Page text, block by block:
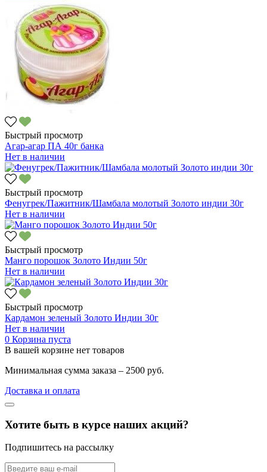
Быстрый просмотр
Агар-агар ПА 40г банка
Нет в наличии
Быстрый просмотр
Фенугрек/Пажитник/Шамбала молотый Золото индии 30г
Нет в наличии
Быстрый просмотр
Манго порошок Золото Индии 50г
Нет в наличии
Быстрый просмотр
Кардамон зеленый Золото Индии 30г
Нет в наличии
0 Корзина пуста
В вашей корзине нет товаров
Минимальная сумма заказа – 2500 руб.
Доставка и оплата
Хотите быть в курсе наших акций?
Подпишитесь на рассылку